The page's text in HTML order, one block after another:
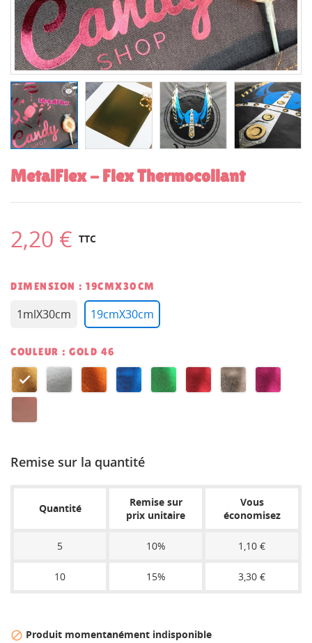
MetalFlex - Flex Thermocollant
2,20 € TTC
DIMENSION : 19CMX30CM
1mlX30cm 19cmX30cm
COULEUR : GOLD 46
GOLD
46
SILVERORANGEBLUE GREENRED
GUN
CANDY
ROSE
Remise sur la quantité
Quantité
Remise sur
prix unitaire
Vous
économisez
5 10% 1,10 €
10 15% 3,30 €
 Produit momentanément indisponible